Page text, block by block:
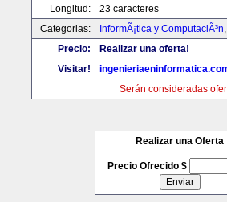
Longitud:
23 caracteres
Categorias:
InformÃ¡tica y ComputaciÃ³n
Precio:
Realizar una oferta!
Visitar!
Serán consideradas
Realizar una Oferta
Precio Ofrecido $